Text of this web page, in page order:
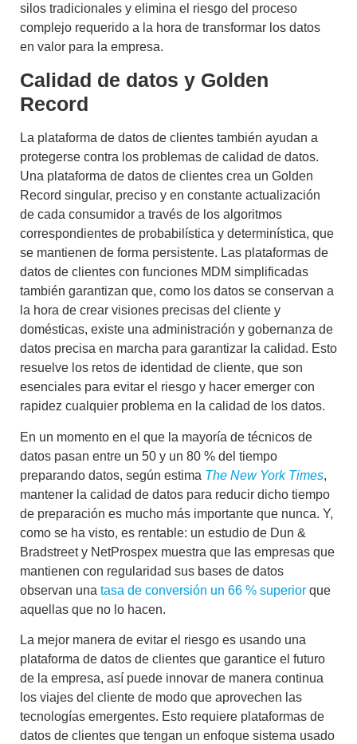
silos tradicionales y elimina el riesgo del proceso
complejo requerido a la hora de transformar los datos
en valor para la empresa.
Calidad de datos y Golden
Record
La plataforma de datos de clientes también ayudan a
protegerse contra los problemas de calidad de datos.
Una plataforma de datos de clientes crea un Golden
Record singular, preciso y en constante actualización
de cada consumidor a través de los algoritmos
correspondientes de probabilística y determinística, que
se mantienen de forma persistente. Las plataformas de
datos de clientes con funciones MDM simplificadas
también garantizan que, como los datos se conservan a
la hora de crear visiones precisas del cliente y
domésticas, existe una administración y gobernanza de
datos precisa en marcha para garantizar la calidad. Esto
resuelve los retos de identidad de cliente, que son
esenciales para evitar el riesgo y hacer emerger con
rapidez cualquier problema en la calidad de los datos.
En un momento en el que la mayoría de técnicos de
datos pasan entre un 50 y un 80 % del tiempo
preparando datos, según estima The New York Times,
mantener la calidad de datos para reducir dicho tiempo
de preparación es mucho más importante que nunca. Y,
como se ha visto, es rentable: un estudio de Dun &
Bradstreet y NetProspex muestra que las empresas que
mantienen con regularidad sus bases de datos
observan una tasa de conversión un 66 % superior que
aquellas que no lo hacen.
La mejor manera de evitar el riesgo es usando una
plataforma de datos de clientes que garantice el futuro
de la empresa, así puede innovar de manera continua
los viajes del cliente de modo que aprovechen las
tecnologías emergentes. Esto requiere plataformas de
datos de clientes que tengan un enfoque sistema usado